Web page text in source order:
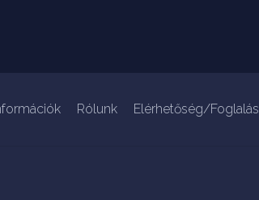
Rólunk Elérhetőség/Foglalás